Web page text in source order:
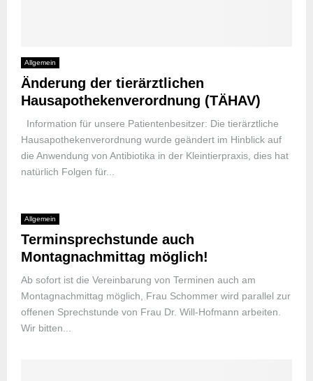
Allgemein
Änderung der tierärztlichen
Hausapothekenverordnung (TÄHAV)
Information für unsere Patientenbesitzer: Die tierärztliche
Hausapothekenverordnung wurde geändert im Hinblick auf
die Anwendung von Antibiotika in der Kleintierpraxis, dies hat
natürlich Folgen für...
Allgemein
Terminsprechstunde auch
Montagnachmittag möglich!
Ab sofort ist die Vereinbarung von Terminen auch am
Montagnachmittag möglich, Frau Schommer wird parallel zur
offenen Sprechstunde von Frau Dr. Will-Hofmann arbeiten.
Wir bitten...